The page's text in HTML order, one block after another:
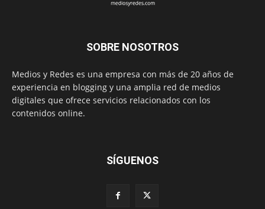
SOBRE NOSOTROS
Medios y Redes es una empresa con más de 20 años de
experiencia en blogging y una amplia red de medios
digitales que ofrece servicios relacionados con los
contenidos online.
SÍGUENOS